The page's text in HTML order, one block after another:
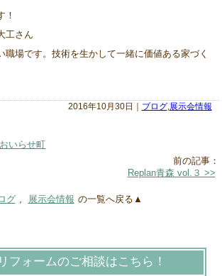
！
工さん
職場です。技術を生かして一緒に価値ある家づく
2016年10月30日｜ ブログ,展示会情報
いらせ町
前の記事：
Replan青森 vol.３ >>
グ , 展示会情報 の一覧へ戻る▲
フォームのご相談はこちら！